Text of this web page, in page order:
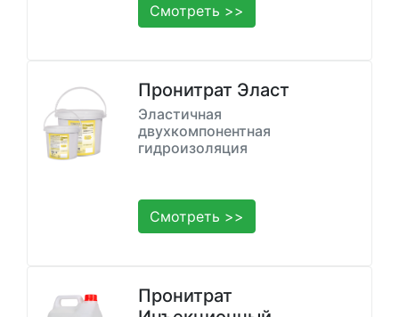
Смотреть >>
Пронитрат Эласт
Эластичная
двухкомпонентная
гидроизоляция
Смотреть >>
Пронитрат